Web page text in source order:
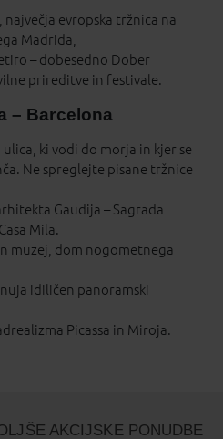
največja evropska tržnica na
Madrida,
– dobesedno Dober
prireditve in festivale.
– Barcelona
ulica, ki vodi do morja in kjer se
Ne spreglejte pisane tržnice
Gaudija – Sagrada
Mila.
muzej, dom nogometnega
idiličen panoramski
Picassa in Miroja.
AKCIJSKE PONUDBE